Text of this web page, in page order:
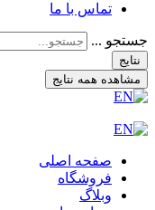
تماس با ما
جستجو ...
نتایج
مشاهده همه نتایج
صفحه اصلی
فروشگاه
وبلاگ